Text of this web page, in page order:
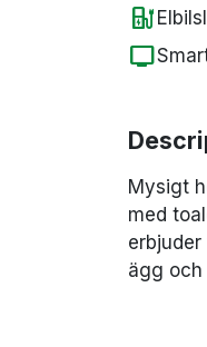
ev_station
tv
Mysigt
med
ägg